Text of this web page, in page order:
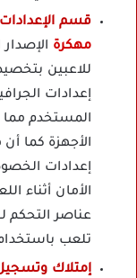
قسم
مهكرة
للاعبين
إعدادات
المستخدم مما
الأجهزة كما
إعدادات
الأمان أثناء
عناصر التحكم
تلعب
إمتلاك